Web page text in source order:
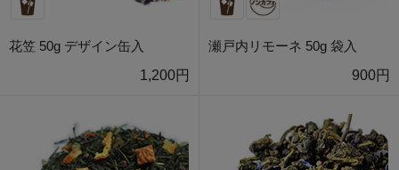
花笠 50g デザイン缶入
1,200円
瀬戸内リモーネ 50g 袋入
900円